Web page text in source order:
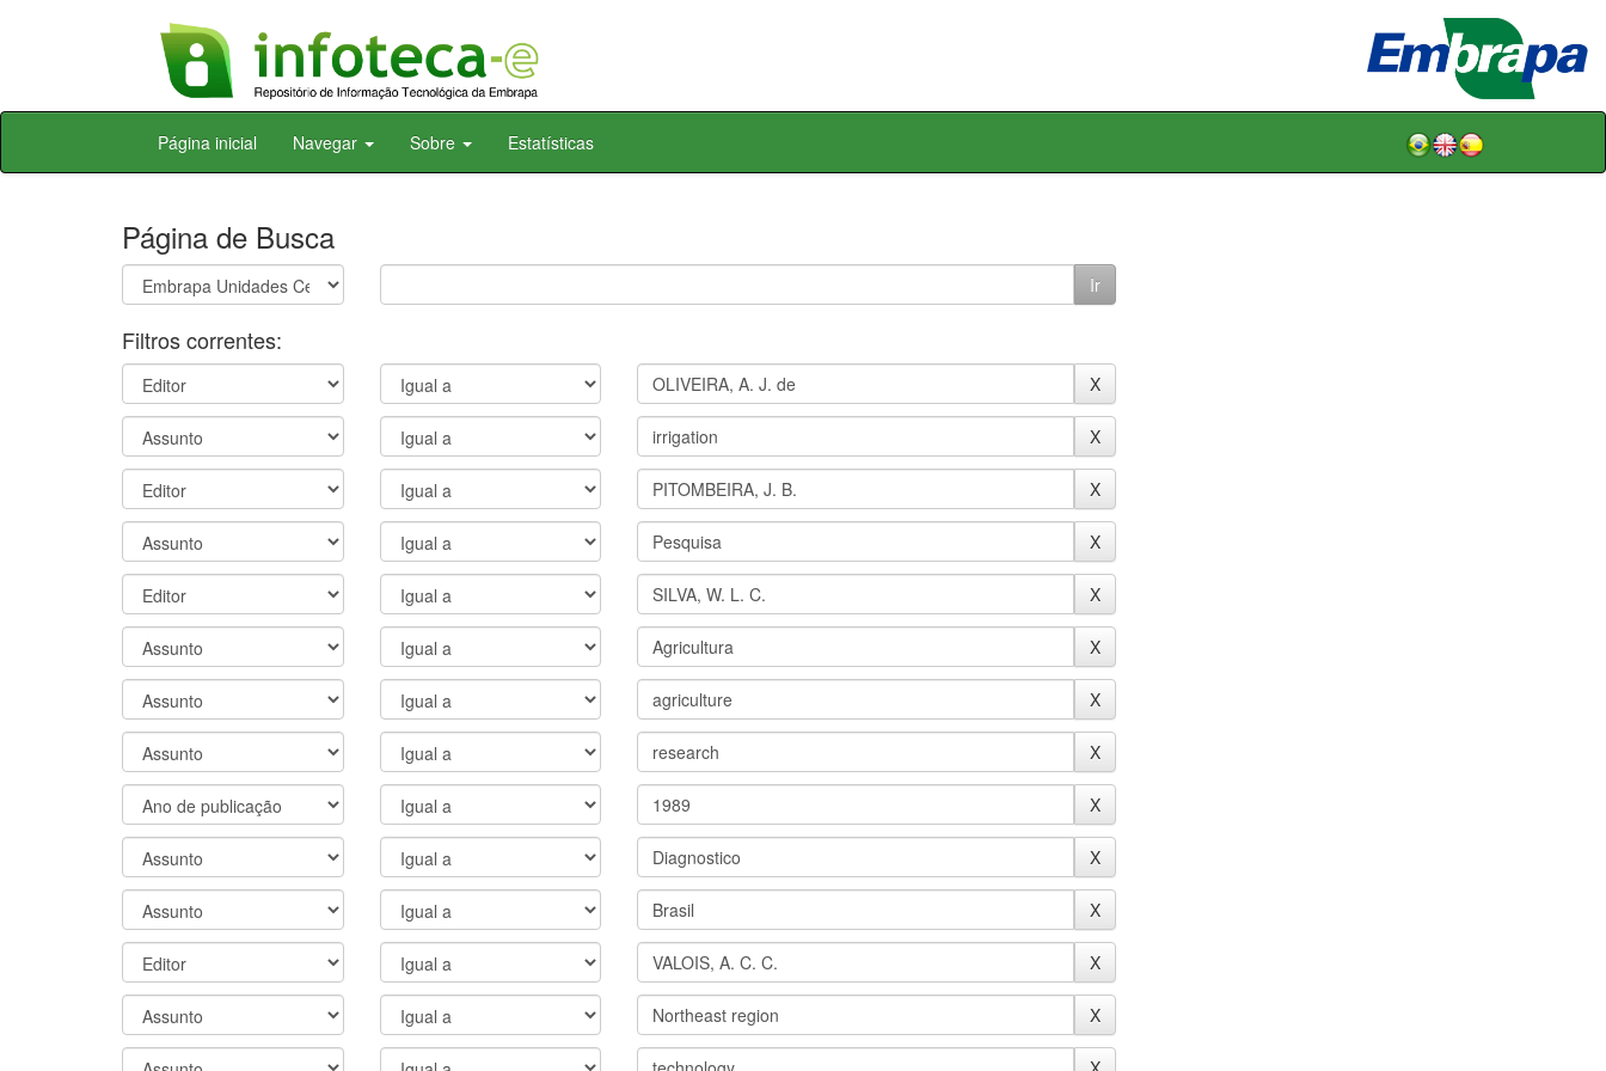
Skip
Página inicial Navegar Sobre Estatísticas
Página de Busca
Filtros correntes: